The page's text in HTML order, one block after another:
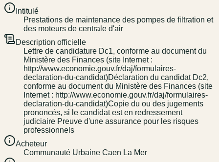
Intitulé
Prestations de maintenance des pompes de filtration et
des moteurs de centrale d'air
Description officielle
Lettre de candidature Dc1, conforme au document du
Ministère des Finances (site Internet :
http://www.economie.gouv.fr/daj/formulaires-
declaration-du-candidat)Déclaration du candidat Dc2,
conforme au document du Ministère des Finances (site
Internet : http://www.economie.gouv.fr/daj/formulaires-
declaration-du-candidat)Copie du ou des jugements
prononcés, si le candidat est en redressement
judiciaire Preuve d'une assurance pour les risques
professionnels
Acheteur
Communauté Urbaine Caen La Mer